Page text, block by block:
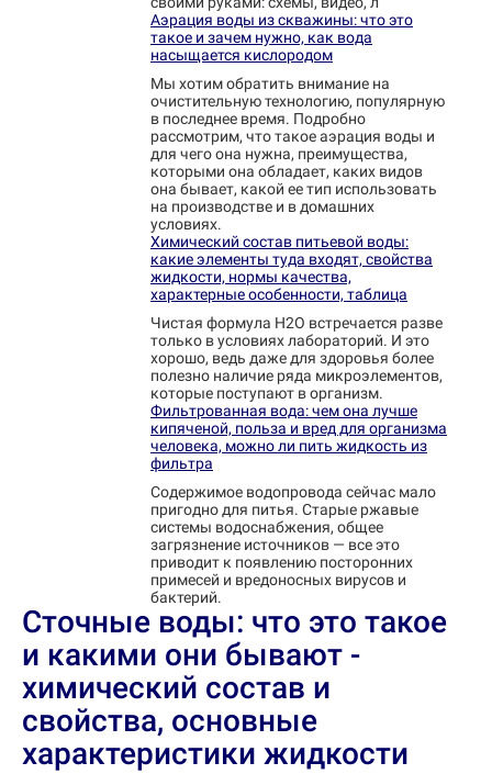
Аэрация воды из скважины: что это
такое и зачем нужно, как вода
насыщается кислородом
Мы хотим обратить внимание на
очистительную технологию, популярную
в последнее время. Подробно
рассмотрим, что такое аэрация воды и
для чего она нужна, преимущества,
которыми она обладает, каких видов
она бывает, какой ее тип использовать
на производстве и в домашних
условиях.
Химический состав питьевой воды:
какие элементы туда входят, свойства
жидкости, нормы качества,
характерные особенности, таблица
Чистая формула Н2О встречается разве
только в условиях лабораторий. И это
хорошо, ведь даже для здоровья более
полезно наличие ряда микроэлементов,
которые поступают в организм.
Фильтрованная вода: чем она лучше
кипяченой, польза и вред для организма
человека, можно ли пить жидкость из
фильтра
Содержимое водопровода сейчас мало
пригодно для питья. Старые ржавые
системы водоснабжения, общее
загрязнение источников — все это
приводит к появлению посторонних
примесей и вредоносных вирусов и
бактерий.
Сточные воды: что это такое
и какими они бывают -
химический состав и
свойства, основные
характеристики жидкости